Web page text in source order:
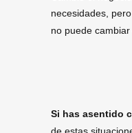
necesidades,
no puede cambiar
Si has asentido
de estas